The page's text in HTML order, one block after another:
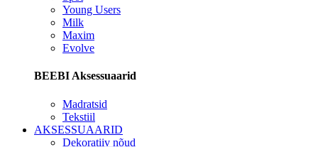
Young Users
Milk
Maxim
Evolve
BEEBI Aksessuaarid
Madratsid
Tekstiil
AKSESSUAARID
Dekoratiiv nõud